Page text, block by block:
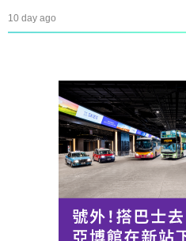
10 day ago